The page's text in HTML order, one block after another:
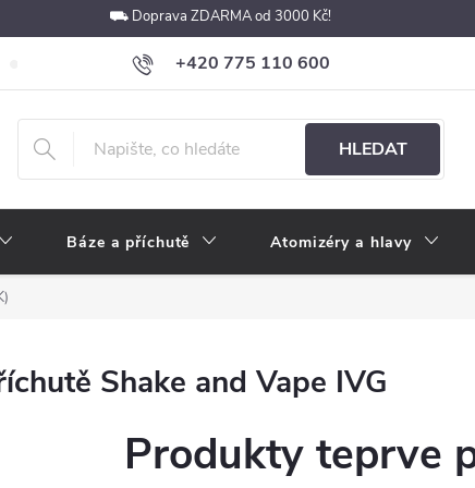
⛟ Doprava ZDARMA od 3000 Kč!
+420 775 110 600
obchod@e-cigarety.cz
Podmínky ochrany osobních údajů Velkoobchod
HLEDAT
Báze a příchutě Atomizéry a hlavy
Shake and Vape IVG
Produkty teprve